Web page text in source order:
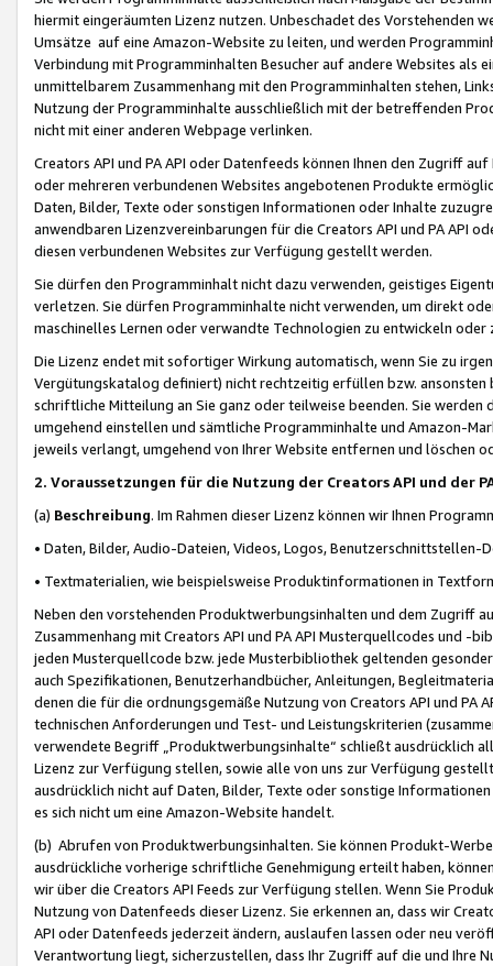
hiermit eingeräumten Lizenz nutzen. Unbeschadet des Vorstehenden
Umsätze auf eine Amazon-Website zu leiten, und werden
Verbindung mit Programminhalten Besucher auf andere Websites als
unmittelbarem Zusammenhang mit den Programminhalten stehen,
Nutzung der Programminhalte ausschließlich mit der betreffenden
nicht mit einer anderen Webpage verlinken.
Creators API und PA API oder Datenfeeds können Ihnen den Zugriff
oder mehreren verbundenen Websites angebotenen Produkte
Daten, Bilder, Texte oder sonstigen Informationen oder Inhalte
anwendbaren Lizenzvereinbarungen für die Creators API und PA API
diesen verbundenen Websites zur Verfügung gestellt werden.
Sie dürfen den Programminhalt nicht dazu verwenden, geistiges
verletzen. Sie dürfen Programminhalte nicht verwenden, um direkt
maschinelles Lernen oder verwandte Technologien zu entwickeln
Die Lizenz endet mit sofortiger Wirkung automatisch, wenn Sie zu
Vergütungskatalog definiert) nicht rechtzeitig erfüllen bzw. ansonsten
schriftliche Mitteilung an Sie ganz oder teilweise beenden. Sie werden
umgehend einstellen und sämtliche Programminhalte und Amazon-
jeweils verlangt, umgehend von Ihrer Website entfernen und löschen
2. Voraussetzungen für die Nutzung der Creators API und der
(a) Beschreibung. Im Rahmen dieser Lizenz können wir Ihnen
• Daten, Bilder, Audio-Dateien, Videos, Logos, Benutzerschnittstellen-
• Textmaterialien, wie beispielsweise Produktinformationen in
Neben den vorstehenden Produktwerbungsinhalten und dem Zugriff
Zusammenhang mit Creators API und PA API Musterquellcodes und
jeden Musterquellcode bzw. jede Musterbibliothek geltenden
auch Spezifikationen, Benutzerhandbücher, Anleitungen,
denen die für die ordnungsgemäße Nutzung von Creators API und PA
technischen Anforderungen und Test- und Leistungskriterien
verwendete Begriff „Produktwerbungsinhalte“ schließt ausdrücklich
Lizenz zur Verfügung stellen, sowie alle von uns zur Verfügung
ausdrücklich nicht auf Daten, Bilder, Texte oder sonstige
es sich nicht um eine Amazon-Website handelt.
(b) Abrufen von Produktwerbungsinhalten. Sie können Produkt-
ausdrückliche vorherige schriftliche Genehmigung erteilt haben,
wir über die Creators API Feeds zur Verfügung stellen. Wenn Sie
Nutzung von Datenfeeds dieser Lizenz. Sie erkennen an, dass wir
API oder Datenfeeds jederzeit ändern, auslaufen lassen oder neu
Verantwortung liegt, sicherzustellen, dass Ihr Zugriff auf die und Ihre